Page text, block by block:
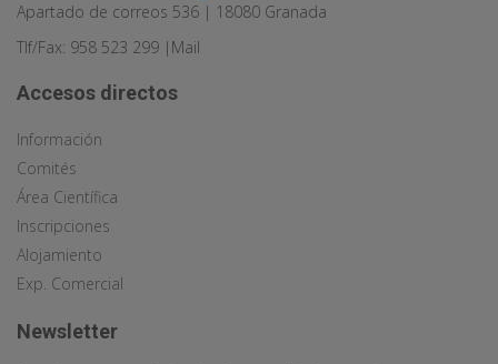
Apartado de correos 536 | 18080 Granada
Tlf/Fax: 958 523 299 | Mail
Accesos directos
Información
Comités
Área Científica
Inscripciones
Alojamiento
Exp. Comercial
Newsletter